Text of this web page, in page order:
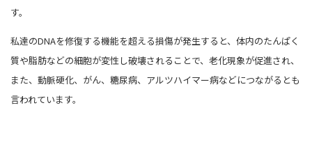
す。
私達のDNAを修復する機能を超える損傷が発生すると、体内のたんぱく
質や脂肪などの細胞が変性し破壊されることで、老化現象が促進され、
また、動脈硬化、がん、糖尿病、アルツハイマー病などにつながるとも
言われています。